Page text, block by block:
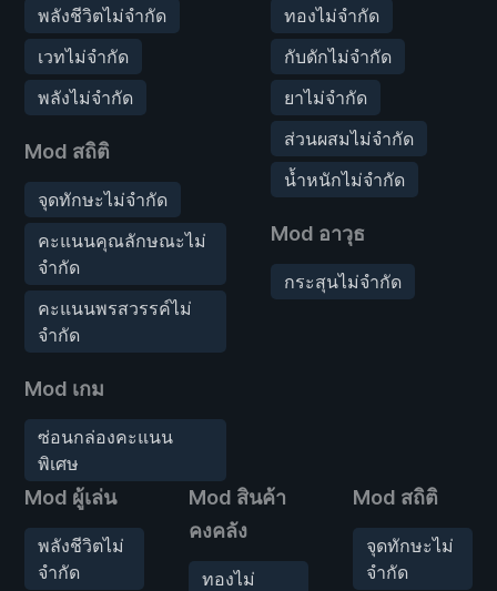
พลังชีวิตไม่จำกัด
เวทไม่จำกัด
พลังไม่จำกัด
Mod สถิติ
จุดทักษะไม่จำกัด
คะแนนคุณลักษณะไม่
จำกัด
คะแนนพรสวรรค์ไม่
จำกัด
Mod เกม
ซ่อนกล่องคะแนน
พิเศษ
ทองไม่จำกัด
กับดักไม่จำกัด
ยาไม่จำกัด
ส่วนผสมไม่จำกัด
น้ำหนักไม่จำกัด
Mod อาวุธ
กระสุนไม่จำกัด
Mod ผู้เล่น
พลังชีวิตไม่
จำกัด
Mod สินค้า
คงคลัง
ทองไม่
Mod สถิติ
จุดทักษะไม่
จำกัด